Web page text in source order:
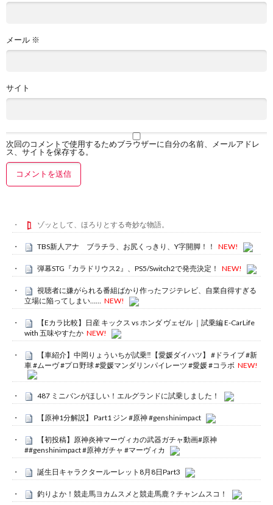
メール ※
サイト
次回のコメントで使用するためブラウザーに自分の名前、メールアドレ
ス、サイトを保存する。
ゾッとして、ほろりとする奇妙な物語。
TBS新人アナ ブラチラ、お尻くっきり、Y字開脚！！ NEW!
弾幕STG『カラドリウス2』、PS5/Switch2で発売決定！ NEW!
視聴者に嫌がられる番組ばかり作ったフジテレビ、自業自得すぎる
立場に陥ってしまい……
NEW!
【Eカラ比較】日産 キックス vs ホンダ ヴェゼル ｜試乗編 E-CarLife
with 五味やすたか NEW!
【車紹介】中岡りょういちが試乗‼️【愛媛ダイハツ】 #ドライブ #新
車 #ムーヴ #プロ野球 #愛媛マンダリンパイレーツ #愛媛 #コラボ NEW!
487 ミニバンがほしい！エルグランドに試乗しました！
【原神1分解説】 Part1 ジン #原神 #genshinimpact
【初投稿】原神炎神マーヴィカの武器ガチャ動画#原神
##genshinimpact #原神ガチャ #マーヴィカ
誕生日キャラクタールーレット8月8日Part3
釣りよか！競走馬ヨカムスメと競走馬鹿？チャンムスコ！